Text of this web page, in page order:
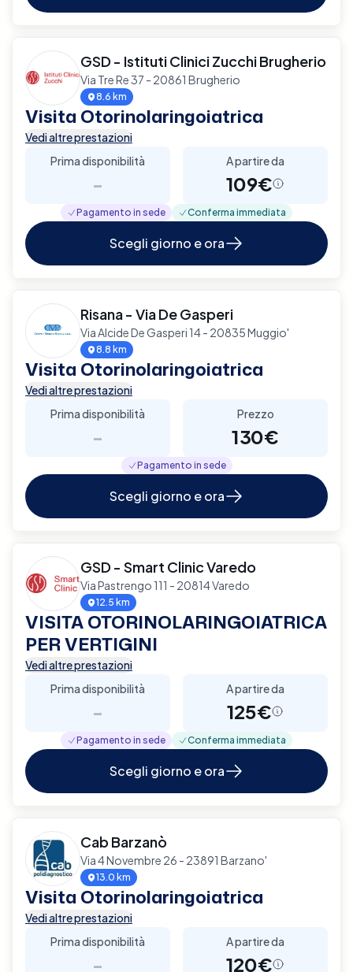
GSD - Istituti Clinici Zucchi Brugherio
Via Tre Re 37 - 20861 Brugherio
8.6 km
Visita Otorinolaringoiatrica
Vedi altre prestazioni
Prima disponibilità
-
A partire da
109€
Pagamento in sede Conferma immediata
Scegli giorno e ora
Risana - Via De Gasperi
Via Alcide De Gasperi 14 - 20835 Muggio'
8.8 km
Visita Otorinolaringoiatrica
Vedi altre prestazioni
Prima disponibilità
-
Prezzo
130€
Pagamento in sede
Scegli giorno e ora
GSD - Smart Clinic Varedo
Via Pastrengo 111 - 20814 Varedo
12.5 km
VISITA OTORINOLARINGOIATRICA
PER VERTIGINI
Vedi altre prestazioni
Prima disponibilità
-
A partire da
125€
Pagamento in sede Conferma immediata
Scegli giorno e ora
Cab Barzanò
Via 4 Novembre 26 - 23891 Barzano'
13.0 km
Visita Otorinolaringoiatrica
Vedi altre prestazioni
Prima disponibilità
-
A partire da
120€